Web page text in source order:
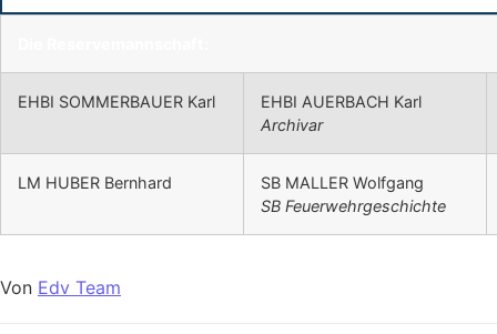
EHBI SOMMERBAUER Karl
EHBI AUERBACH Karl
Archivar
LM HUBER Bernhard
SB MALLER Wolfgang
SB Feuerwehrgeschichte
Von Edv Team